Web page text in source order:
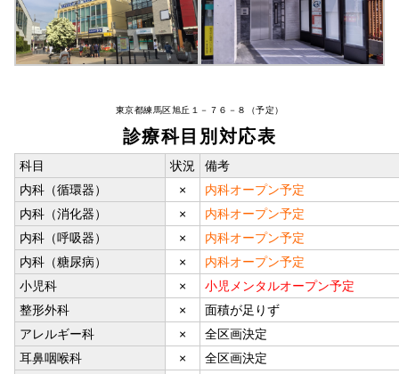
東京都練馬区旭丘１－７６－８（予定）
診療科目別対応表
科目 状況
備考
内科（循環器）
×
内科オープン予定
内科（消化器）
×
内科オープン予定
内科（呼吸器）
×
内科オープン予定
内科（糖尿病）
×
内科オープン予定
小児科
×
小児メンタルオープン予定
整形外科
×
面積が足りず
アレルギー科
×
全区画決定
耳鼻咽喉科
×
全区画決定